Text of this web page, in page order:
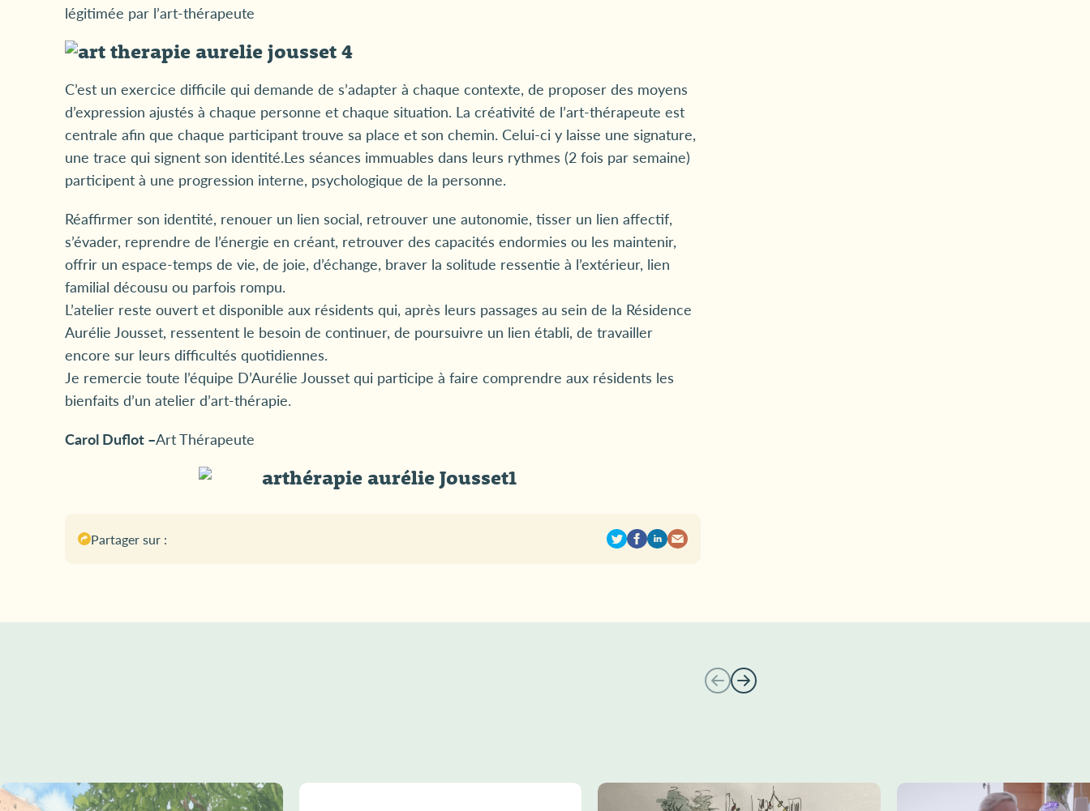
légitimée par l’art-thérapeute
C’est un exercice difficile qui demande de s’adapter à chaque contexte, de proposer des moyens
d’expression ajustés à chaque personne et chaque situation. La créativité de l’art-thérapeute est
centrale afin que chaque participant trouve sa place et son chemin. Celui-ci y laisse une signature,
une trace qui signent son identité.Les séances immuables dans leurs rythmes (2 fois par semaine)
participent à une progression interne, psychologique de la personne.
Réaffirmer son identité, renouer un lien social, retrouver une autonomie, tisser un lien affectif,
s’évader, reprendre de l’énergie en créant, retrouver des capacités endormies ou les maintenir,
offrir un espace-temps de vie, de joie, d’échange, braver la solitude ressentie à l’extérieur, lien
familial décousu ou parfois rompu.
L’atelier reste ouvert et disponible aux résidents qui, après leurs passages au sein de la Résidence
Aurélie Jousset, ressentent le besoin de continuer, de poursuivre un lien établi, de travailler
encore sur leurs difficultés quotidiennes.
Je remercie toute l’équipe D’Aurélie Jousset qui participe à faire comprendre aux résidents les
bienfaits d’un atelier d’art-thérapie.
Carol Duflot –Art Thérapeute
Partager sur :